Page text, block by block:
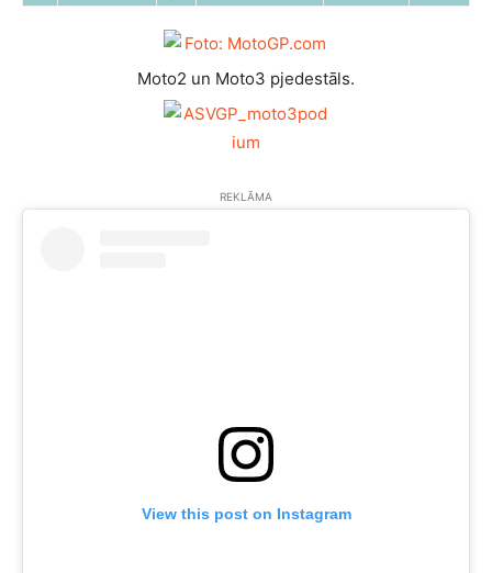
Moto2 un Moto3 pjedestāls.
REKLĀMA
View this post on Instagram